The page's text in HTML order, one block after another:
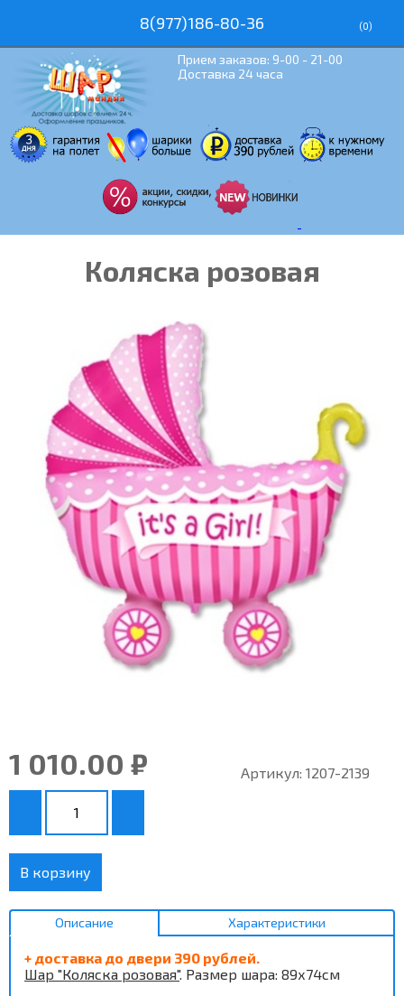
8(977)186-80-36 (0)
Прием заказов: 9-00 - 21-00
Доставка 24 часа
Коляска розовая
1 010.00 ₽ Артикул: 1207-2139
В корзину
Описание Характеристики
+ доставка до двери 390 рублей.
Шар "Коляска розовая". Размер шара: 89х74см